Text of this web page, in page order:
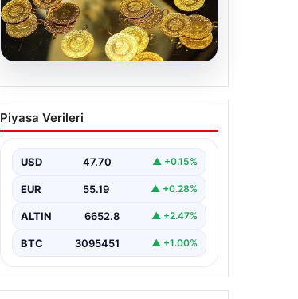
Altın fiyatları canlı 7 Nisan
2026: Altın fiyatları bugün
Piyasa Verileri
USD 47.70 ▲ +0.15%
EUR 55.19 ▲ +0.28%
ALTIN 6652.8 ▲ +2.47%
BTC 3095451 ▲ +1.00%